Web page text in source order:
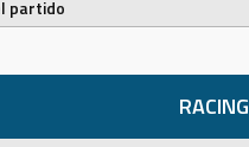
partido
RACING